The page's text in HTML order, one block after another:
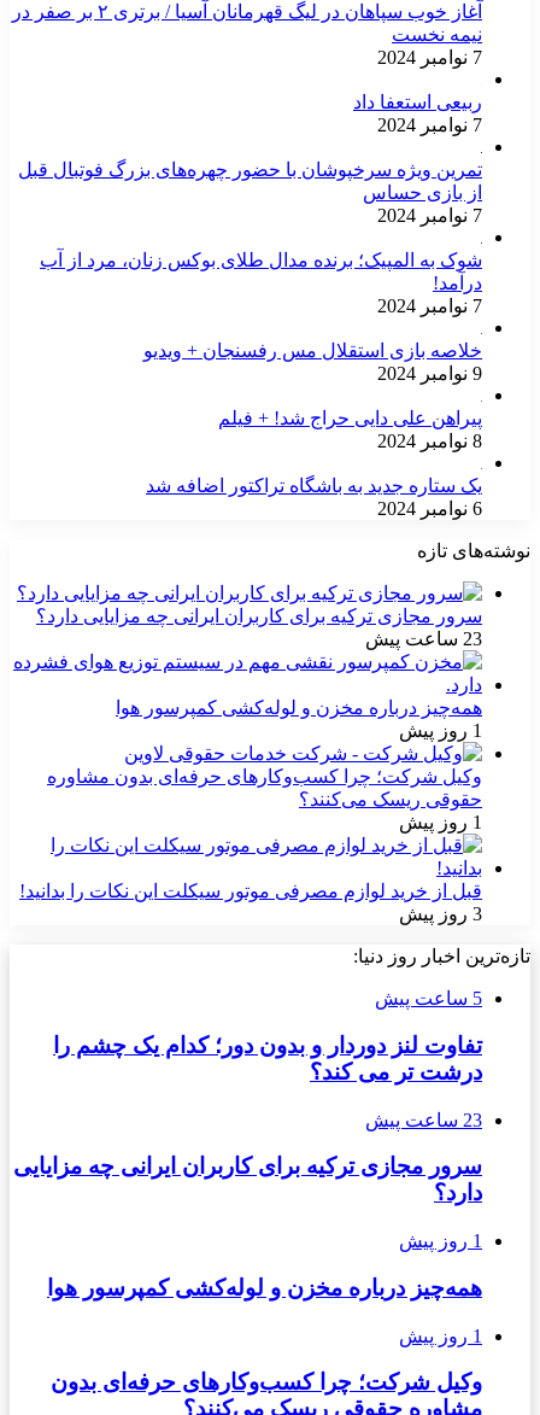
آغاز خوب سپاهان در لیگ قهرمانان آسیا / برتری ۲ بر صفر در
نیمه نخست
7 نوامبر 2024
ربیعی استعفا داد
7 نوامبر 2024
تمرین ویژه سرخپوشان با حضور چهره‌های بزرگ فوتبال قبل
از بازی حساس
7 نوامبر 2024
شوک به المپیک؛ برنده مدال طلای بوکس زنان، مرد از آب
درآمد!
7 نوامبر 2024
خلاصه بازی استقلال مس رفسنجان + ویدیو
9 نوامبر 2024
پیراهن علی دایی حراج شد! + فیلم
8 نوامبر 2024
یک ستاره جدید به باشگاه تراکتور اضافه شد
6 نوامبر 2024
نوشته‌های تازه
سرور مجازی ترکیه برای کاربران ایرانی چه مزایایی دارد؟
23 ساعت پیش
همه‌چیز درباره مخزن و لوله‌کشی کمپرسور هوا
1 روز پیش
وکیل شرکت؛ چرا کسب‌وکارهای حرفه‌ای بدون مشاوره
حقوقی ریسک می‌کنند؟
1 روز پیش
قبل از خرید لوازم مصرفی موتور سیکلت این نکات را بدانید!
3 روز پیش
تازه‌ترین اخبار روز دنیا:
5 ساعت پیش
تفاوت لنز دوردار و بدون دور؛ کدام یک چشم را
درشت تر می کند؟
23 ساعت پیش
سرور مجازی ترکیه برای کاربران ایرانی چه مزایایی
دارد؟
1 روز پیش
همه‌چیز درباره مخزن و لوله‌کشی کمپرسور هوا
1 روز پیش
وکیل شرکت؛ چرا کسب‌وکارهای حرفه‌ای بدون
مشاوره حقوقی ریسک می‌کنند؟